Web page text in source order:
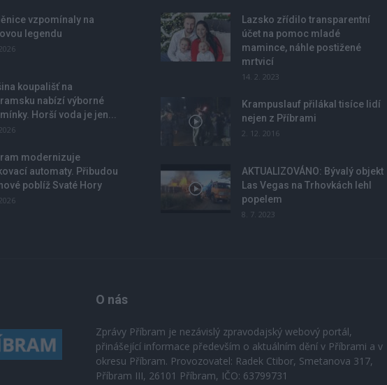
vzpomínaly na
legendu
koupališť na
nabízí výborné
Horší voda je jen...
modernizuje
automaty. Přibudou
poblíž Svaté Hory
Lazsko zřídilo transparentní
účet na pomoc mladé
mamince, náhle postižené
mrtvicí
14. 2. 2023
Krampuslauf přilákal tisíce lidí
nejen z Příbrami
2. 12. 2016
AKTUALIZOVÁNO: Bývalý objekt
Las Vegas na Trhovkách lehl
popelem
8. 7. 2023
O nás
Zprávy Příbram je nezávislý zpravodajský webový portál,
přinášející informace především o aktuálním dění v Příbrami a v
okresu Příbram. Provozovatel: Radek Ctibor, Smetanova 317,
Příbram III, 26101 Příbram, IČO: 63799731